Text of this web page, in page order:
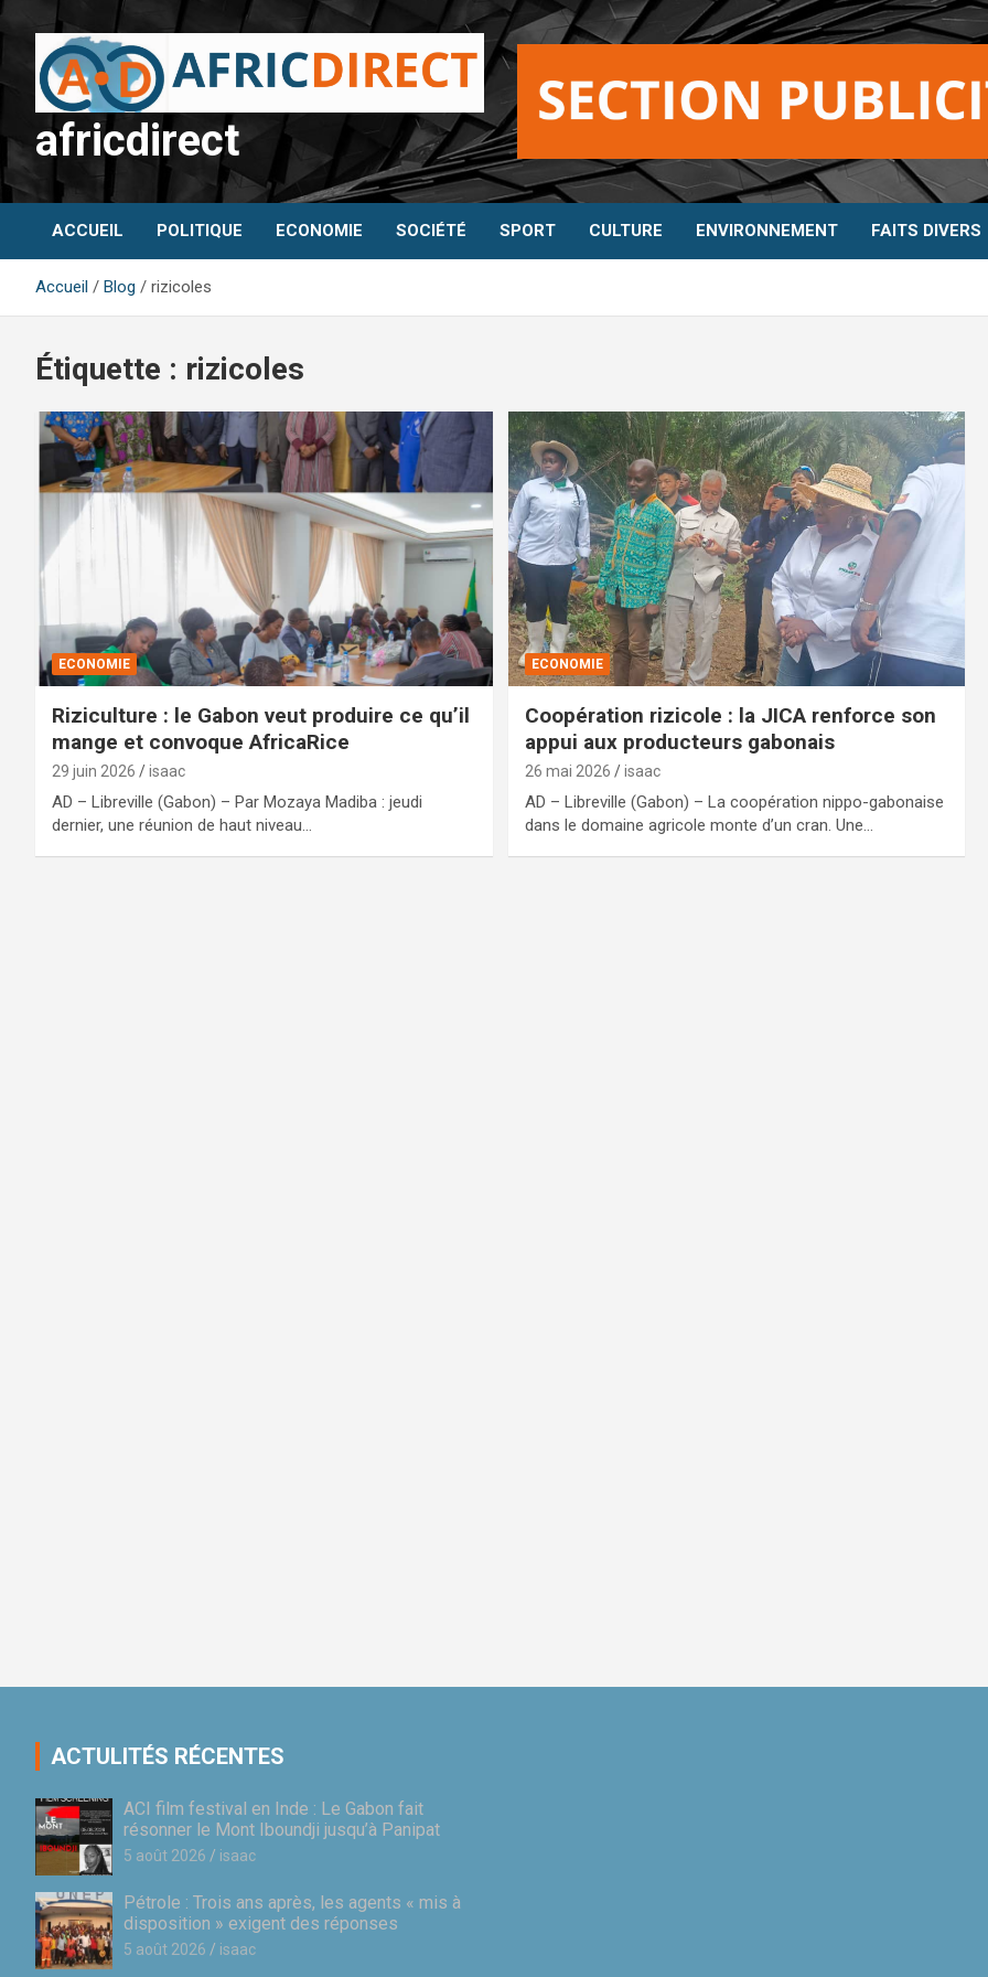
Aller
contenu
africdirect
ACCUEIL POLITIQUE ECONOMIE SOCIÉTÉ SPORT CULTURE ENVIRONNEMENT FAITS DIVERS
Accueil Blog rizicoles
Étiquette : rizicoles
ECONOMIE
Riziculture : le Gabon veut produire ce qu’il
mange et convoque AfricaRice
29 juin 2026 isaac
AD – Libreville (Gabon) – Par Mozaya Madiba : jeudi
dernier, une réunion de haut niveau…
ECONOMIE
Coopération rizicole : la JICA renforce son
appui aux producteurs gabonais
26 mai 2026 isaac
AD – Libreville (Gabon) – La coopération nippo-gabonaise
dans le domaine agricole monte d’un cran. Une…
ACTULITÉS RÉCENTES
ACI film festival en Inde : Le Gabon fait
résonner le Mont Iboundji jusqu’à Panipat
5 août 2026 isaac
Pétrole : Trois ans après, les agents « mis à
disposition » exigent des réponses
5 août 2026 isaac